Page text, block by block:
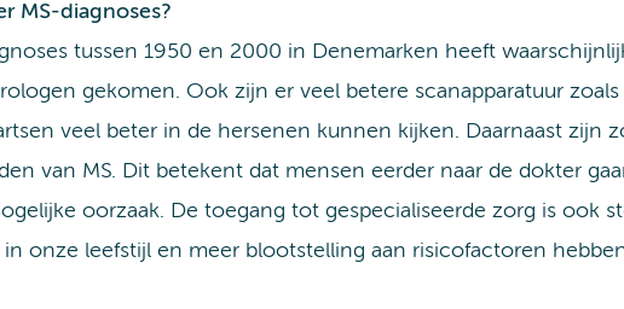
MS-diagnoses?
tussen 1950 en 2000 in Denemarken heeft
gekomen. Ook zijn er veel betere scanapparatuur
veel beter in de hersenen kunnen kijken. Daarnaast zijn
van MS. Dit betekent dat mensen eerder naar de dokter
oorzaak. De toegang tot gespecialiseerde zorg is ook
onze leefstijl en meer blootstelling aan risicofactoren